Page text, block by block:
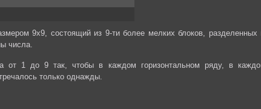
9х9, состоящий из 9-ти более мелких блоков, разделенных
числа.
от 1 до 9 так, чтобы в каждом горизонтальном ряду, в
только однажды.